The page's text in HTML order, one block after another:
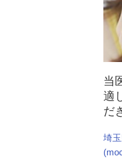
当
適
だ
埼